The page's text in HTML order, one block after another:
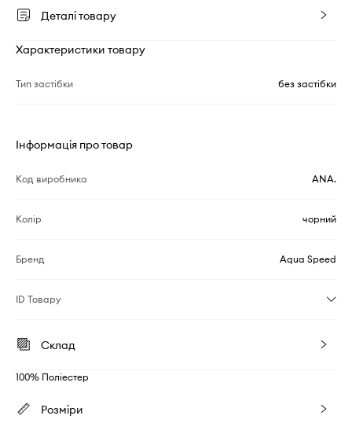
Деталі товару
Характеристики товару
Тип застібки без застібки
Інформація про товар
Код виробника ANA.
Колір чорний
Бренд Aqua Speed
ID Товару
Склад
100% Поліестер
Розміри